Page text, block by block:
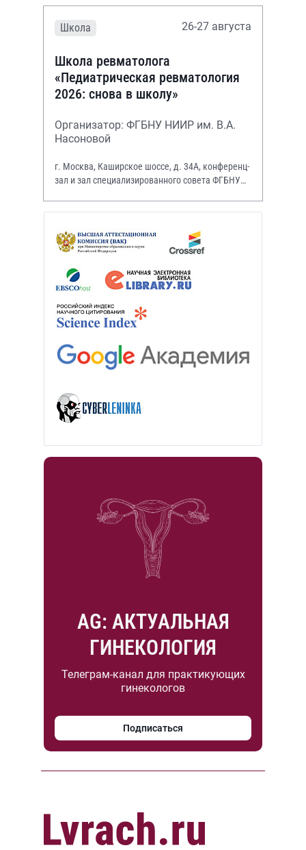
Школа 26-27 августа
Школа ревматолога
«Педиатрическая ревматология
2026: снова в школу»
Организатор: ФГБНУ НИИР им. В.А.
Насоновой
г. Москва, Каширское шоссе, д. 34А, конференц-
зал и зал специализированного совета ФГБНУ
AG: АКТУАЛЬНАЯ
ГИНЕКОЛОГИЯ
Телеграм-канал для практикующих
гинекологов
Подписаться